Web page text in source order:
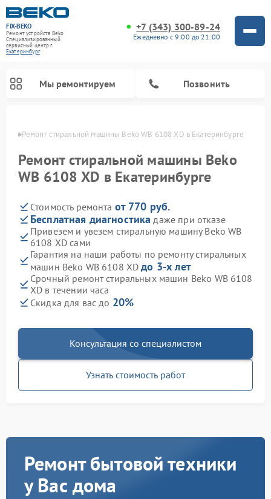
FIX-BEKO
Ремонт устройств Beko
Специализированный
cервисный центр г.
Екатеринбург
+7 (343) 300-89-24
Ежедневно с 9:00 до 21:00
Мы ремонтируем Позвонить
Ремонт стиральной машины Beko WB 6108 XD в Екатеринбурге
Ремонт стиральной машины Beko
WB 6108 XD в Екатеринбурге
Стоимость ремонта от 770 руб.
Бесплатная диагностика даже при отказе
Привезем и увезем стиральную машину Beko WB
6108 XD сами
Гарантия на наши работы по ремонту стиральных
машин Beko WB 6108 XDдо 3-х лет
Срочный ремонт стиральных машин Beko WB 6108
XD в течении часа
Скидка для вас до 20%
Консультация со специалистом
Узнать стоимость работ
Ремонт бытовой техники
у Вас дома